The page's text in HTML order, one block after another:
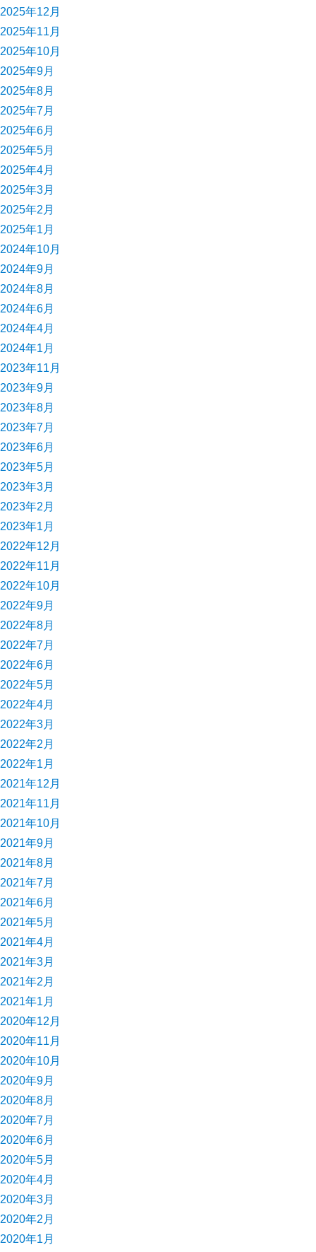
2025年12月
2025年11月
2025年10月
2025年9月
2025年8月
2025年7月
2025年6月
2025年5月
2025年4月
2025年3月
2025年2月
2025年1月
2024年10月
2024年9月
2024年8月
2024年6月
2024年4月
2024年1月
2023年11月
2023年9月
2023年8月
2023年7月
2023年6月
2023年5月
2023年3月
2023年2月
2023年1月
2022年12月
2022年11月
2022年10月
2022年9月
2022年8月
2022年7月
2022年6月
2022年5月
2022年4月
2022年3月
2022年2月
2022年1月
2021年12月
2021年11月
2021年10月
2021年9月
2021年8月
2021年7月
2021年6月
2021年5月
2021年4月
2021年3月
2021年2月
2021年1月
2020年12月
2020年11月
2020年10月
2020年9月
2020年8月
2020年7月
2020年6月
2020年5月
2020年4月
2020年3月
2020年2月
2020年1月